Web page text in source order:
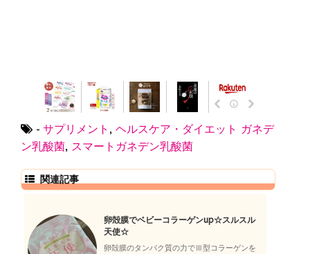
- サプリメント , ヘルスケア・ダイエット ガネデ
ン乳酸菌, スマートガネデン乳酸菌
関連記事
卵殻膜でベビーコラーゲンup☆スルスル
天使☆
卵殻膜のタンパク質の力でⅢ型コラーゲンを